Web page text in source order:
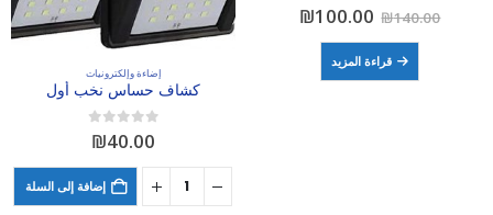
₪140.00 السعر
هو:
₪140.00.
₪100.00
قراءة المزيد
إضاءة وإلكترونيات
كشاف حساس نخب أول
0
out of 5
₪40.00
إضافة إلى السلة